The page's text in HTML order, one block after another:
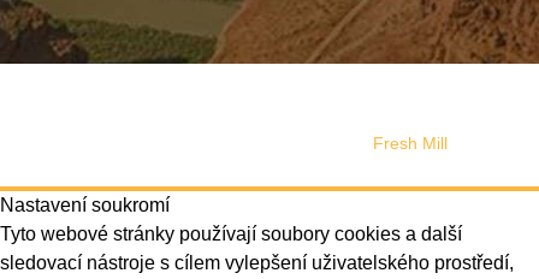
Fresh Mill
Nastavení soukromí
Tyto webové stránky používají soubory cookies a další
sledovací nástroje s cílem vylepšení uživatelského prostředí,